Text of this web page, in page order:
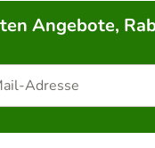
Angebote,